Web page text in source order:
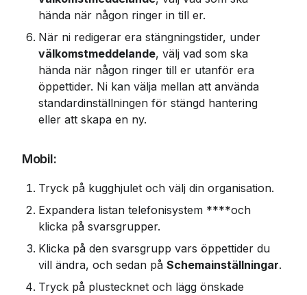
hända när någon ringer in till er.
När ni redigerar era stängningstider, under
välkomstmeddelande, välj vad som ska
hända när någon ringer till er utanför era
öppettider. Ni kan välja mellan att använda
standardinställningen för stängd hantering
eller att skapa en ny.
Mobil:
Tryck på kugghjulet och välj din organisation.
Expandera listan telefonisystem ****och
klicka på svarsgrupper.
Klicka på den svarsgrupp vars öppettider du
vill ändra, och sedan på Schemainställningar.
Tryck på plustecknet och lägg önskade